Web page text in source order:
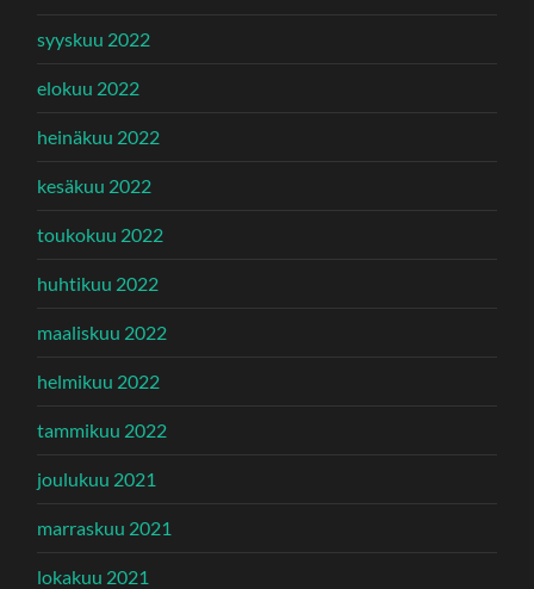
syyskuu 2022
elokuu 2022
heinäkuu 2022
kesäkuu 2022
toukokuu 2022
huhtikuu 2022
maaliskuu 2022
helmikuu 2022
tammikuu 2022
joulukuu 2021
marraskuu 2021
lokakuu 2021